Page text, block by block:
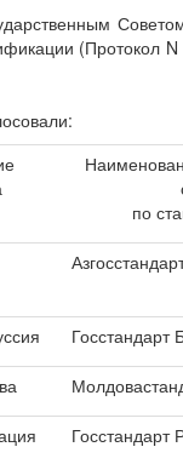
(Протокол
по
Госстандарт
Госстандарт